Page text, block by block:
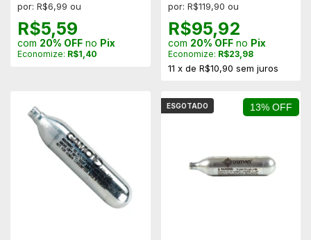
por: R$6,99 ou
R$5,59
com 20% OFF no Pix
Economize: R$1,40
por: R$119,90 ou
R$95,92
com 20% OFFno Pix
Economize: R$23,98
11 x de R$10,90 sem juros
13% OFF
ESGOTADO